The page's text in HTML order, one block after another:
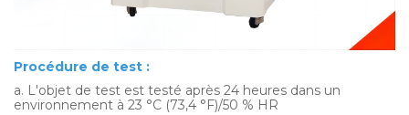
Procédure de test :
a. L'objet de test est testé après 24 heures dans un
environnement à 23 °C (73,4 °F)/50 % HR